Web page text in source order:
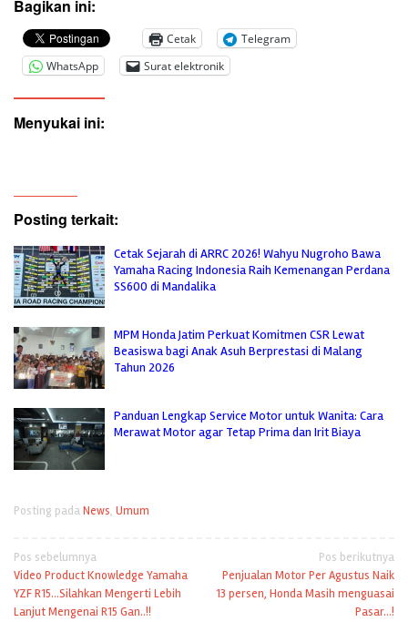
Bagikan ini:
Cetak
Telegram
WhatsApp
Surat elektronik
Menyukai ini:
Posting terkait:
Cetak Sejarah di ARRC 2026! Wahyu Nugroho Bawa
Yamaha Racing Indonesia Raih Kemenangan Perdana
SS600 di Mandalika
MPM Honda Jatim Perkuat Komitmen CSR Lewat
Beasiswa bagi Anak Asuh Berprestasi di Malang
Tahun 2026
Panduan Lengkap Service Motor untuk Wanita: Cara
Merawat Motor agar Tetap Prima dan Irit Biaya
Posting padaNews, Umum
Navigasi
pos
Pos sebelumnya
Video Product Knowledge Yamaha
YZF R15…Silahkan Mengerti Lebih
Lanjut Mengenai R15 Gan..!!
Pos berikutnya
Penjualan Motor Per Agustus Naik
13 persen, Honda Masih menguasai
Pasar…!